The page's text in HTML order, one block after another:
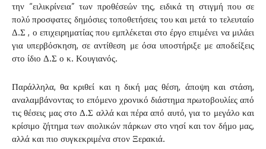
την “ειλικρίνεια” των προθέσεών της, ειδικά τη στιγμή που σε
πολύ προσφατες δημόσιες τοποθετήσεις του και μετά το τελευταίο
Δ.Σ , ο επιχειρηματίας που εμπλέκεται στο έργο επιμένει να μιλάει
για υπερβόσκηση, σε αντίθεση με όσα υποστήριξε με αποδείξεις
στο ίδιο Δ.Σ ο κ. Κουγιανός.
Παράλληλα, θα κριθεί και η δική μας θέση, άποψη και στάση,
αναλαμβάνοντας το επόμενο χρονικό διάστημα πρωτοβουλίες από
τις θέσεις μας στο Δ.Σ αλλά και πέρα από αυτό, για το μεγάλο και
κρίσιμο ζήτημα των αιολικών πάρκων στο νησί και τον δήμο μας,
αλλά και πιο συγκεκριμένα στον Ξερακιά.